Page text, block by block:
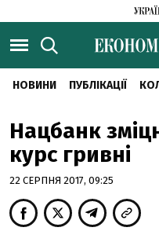
НОВИНИ ПУБЛІКАЦІЇ
Нацбанк
курс гривні
22 СЕРПНЯ 2017, 09:25